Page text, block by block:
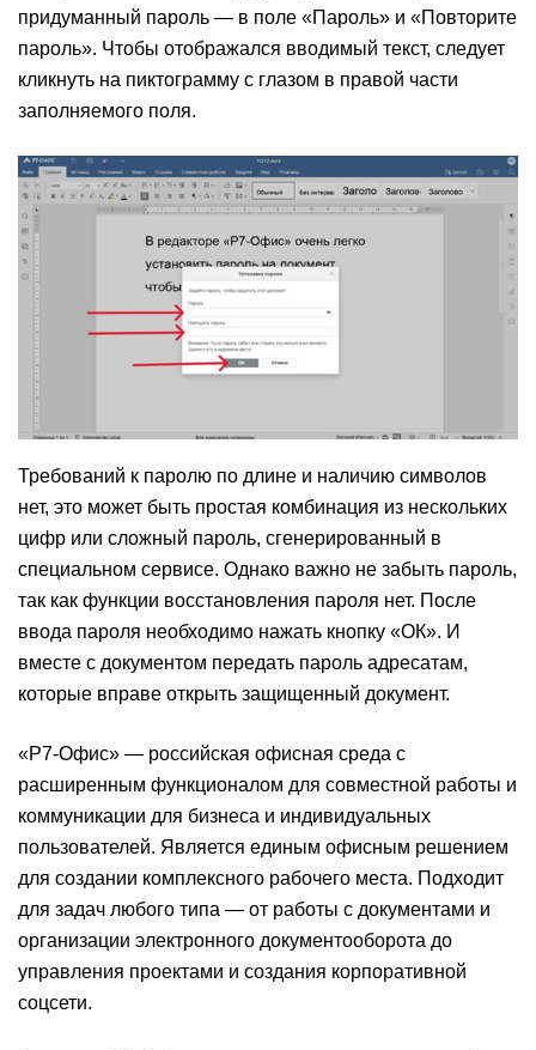
придуманный пароль — в поле «Пароль» и «Повторите
пароль». Чтобы отображался вводимый текст, следует
кликнуть на пиктограмму с глазом в правой части
заполняемого поля.
Требований к паролю по длине и наличию символов
нет, это может быть простая комбинация из нескольких
цифр или сложный пароль, сгенерированный в
специальном сервисе. Однако важно не забыть пароль,
так как функции восстановления пароля нет. После
ввода пароля необходимо нажать кнопку «ОК». И
вместе с документом передать пароль адресатам,
которые вправе открыть защищенный документ.
«Р7-Офис» — российская офисная среда с
расширенным функционалом для совместной работы и
коммуникации для бизнеса и индивидуальных
пользователей. Является единым офисным решением
для создании комплексного рабочего места. Подходит
для задач любого типа — от работы с документами и
организации электронного документооборота до
управления проектами и создания корпоративной
соцсети.